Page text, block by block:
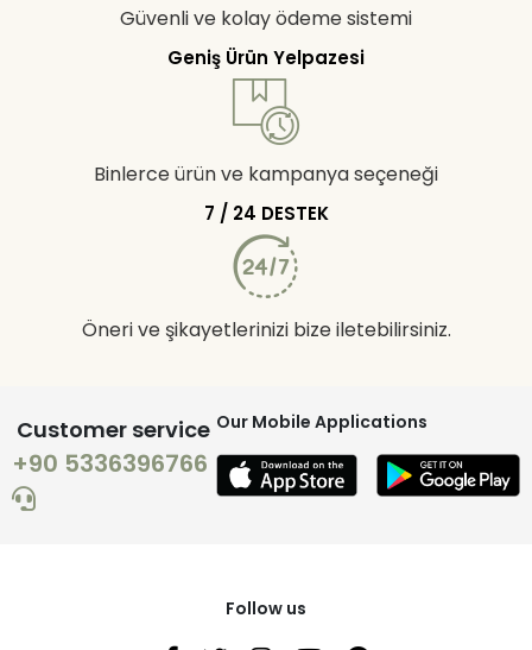
Güvenli ve kolay ödeme sistemi
Geniş Ürün Yelpazesi
Binlerce ürün ve kampanya seçeneği
7 / 24 DESTEK
Öneri ve şikayetlerinizi bize iletebilirsiniz.
Customer service
+90 5336396766
Our Mobile Applications
Follow us